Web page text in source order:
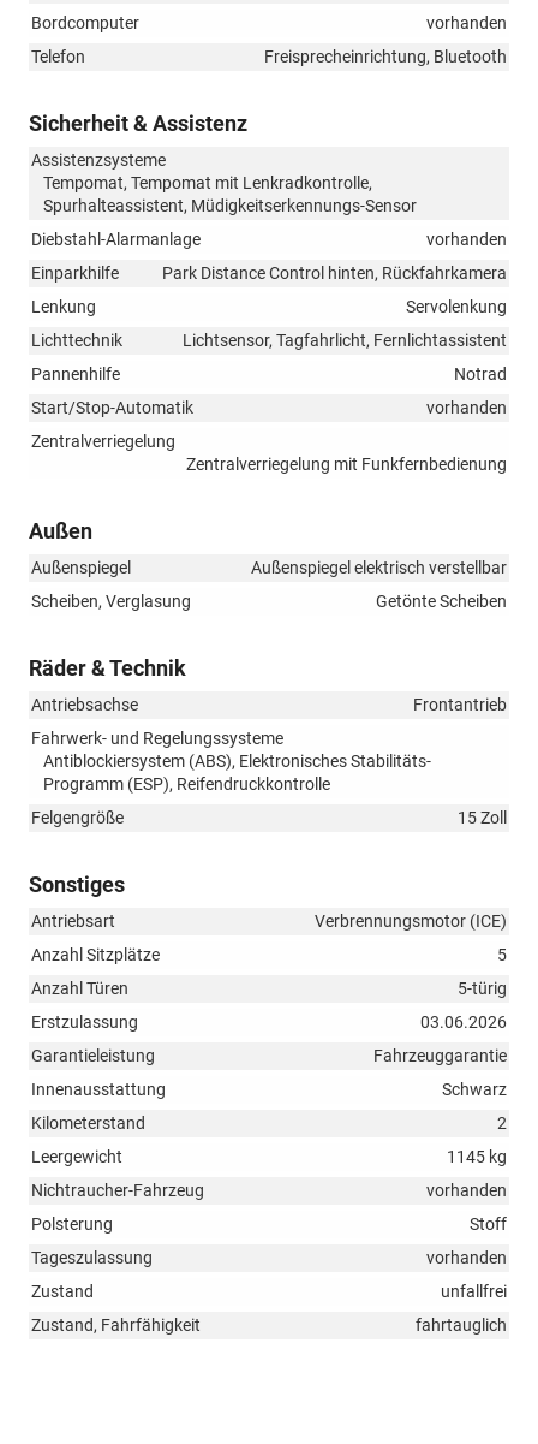
Bordcomputer
vorhanden
Telefon
Freisprecheinrichtung, Bluetooth
Sicherheit & Assistenz
Assistenzsysteme
Tempomat, Tempomat mit Lenkradkontrolle,
Spurhalteassistent, Müdigkeitserkennungs-Sensor
Diebstahl-Alarmanlage
vorhanden
Einparkhilfe
Park Distance Control hinten, Rückfahrkamera
Lenkung
Servolenkung
Lichttechnik
Lichtsensor, Tagfahrlicht, Fernlichtassistent
Pannenhilfe
Notrad
Start/Stop-Automatik
vorhanden
Zentralverriegelung
Zentralverriegelung mit Funkfernbedienung
Außen
Außenspiegel
Außenspiegel elektrisch verstellbar
Scheiben, Verglasung
Getönte Scheiben
Räder & Technik
Antriebsachse
Frontantrieb
Fahrwerk- und Regelungssysteme
Antiblockiersystem (ABS), Elektronisches Stabilitäts-
Programm (ESP), Reifendruckkontrolle
Felgengröße
15 Zoll
Sonstiges
Antriebsart
Verbrennungsmotor (ICE)
Anzahl Sitzplätze
5
Anzahl Türen
5-türig
Erstzulassung
03.06.2026
Garantieleistung
Fahrzeuggarantie
Innenausstattung
Schwarz
Kilometerstand
2
Leergewicht
1145 kg
Nichtraucher-Fahrzeug
vorhanden
Polsterung
Stoff
Tageszulassung
vorhanden
Zustand
unfallfrei
Zustand, Fahrfähigkeit
fahrtauglich